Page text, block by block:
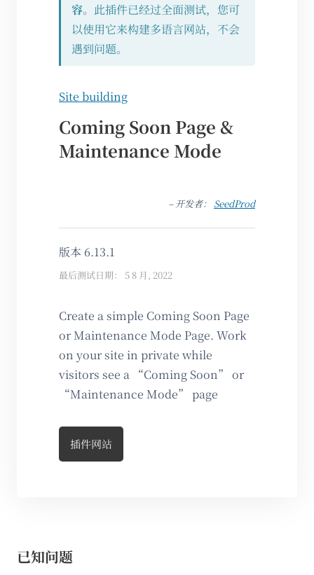
容。此插件已经过全面测试，您可
以使用它来构建多语言网站，不会
遇到问题。
Site building
Coming Soon Page &
Maintenance Mode
– 开发者： SeedProd
版本 6.13.1
最后测试日期： 5 8 月, 2022
Create a simple Coming Soon Page
or Maintenance Mode Page. Work
on your site in private while
visitors see a “Coming Soon” or
“Maintenance Mode” page
插件网站
已知问题